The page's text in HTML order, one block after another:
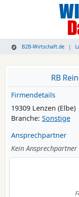
B2B-Wirtschaft.de
RB
Firmendetails
19309 Lenzen (Elbe)
Branche: Sonstige
Ansprechpartner
Kein